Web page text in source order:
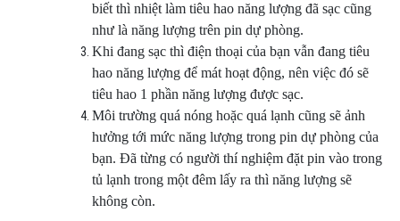
biết thì nhiệt làm tiêu hao năng lượng đã sạc cũng
như là năng lượng trên pin dự phòng.
Khi đang sạc thì điện thoại của bạn vẫn đang tiêu
hao năng lượng để mát hoạt động, nên việc đó sẽ
tiêu hao 1 phần năng lượng được sạc.
Môi trường quá nóng hoặc quá lạnh cũng sẽ ảnh
hưởng tới mức năng lượng trong pin dự phòng của
bạn. Đã từng có người thí nghiệm đặt pin vào trong
tủ lạnh trong một đêm lấy ra thì năng lượng sẽ
không còn.